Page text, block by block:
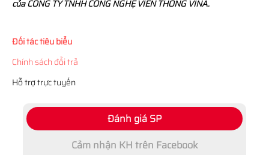
của CÔNG TY TNHH CÔNG NGHỆ VIỄN THÔNG VINA.
Đối tác tiêu biểu
Chính sách đổi trả
Hỗ trợ trực tuyến
Đánh giá SP
Cảm nhận KH trên Facebook